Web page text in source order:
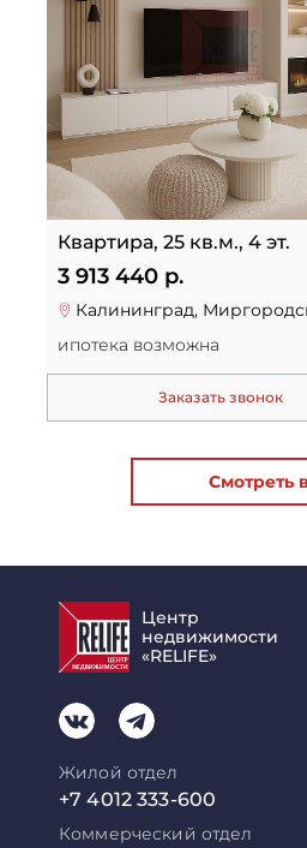
Квартира, 25 кв.м., 4 эт.
3 913 440 р.
Калининград,
ипотека возможна
Заказать звонок
Смотреть
Центр
недвижимости
«RELIFE»
Жилой отдел
+7 4012 333-600
Коммерческий отдел